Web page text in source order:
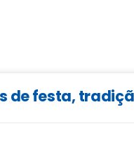
de festa,